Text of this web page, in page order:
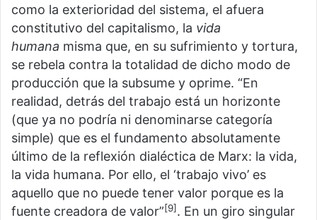
como la exterioridad del sistema, el afuera
constitutivo del capitalismo, la vida
humana misma que, en su sufrimiento y tortura,
se rebela contra la totalidad de dicho modo de
producción que la subsume y oprime. “En
realidad, detrás del trabajo está un horizonte
(que ya no podría ni denominarse categoría
simple) que es el fundamento absolutamente
último de la reflexión dialéctica de Marx: la vida,
la vida humana. Por ello, el ‘trabajo vivo’ es
aquello que no puede tener valor porque es la
fuente creadora de valor”[9]. En un giro singular